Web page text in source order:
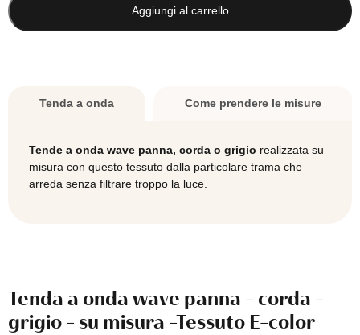
wave
panna
Tessuto
Aggiungi al carrello
Tenda a onda Come prendere le misure
Tende a onda wave panna, corda o grigio realizzata su
misura con questo tessuto dalla particolare trama che
arreda senza filtrare troppo la luce.
Tenda a onda wave panna - corda -
grigio - su misura -Tessuto E-color